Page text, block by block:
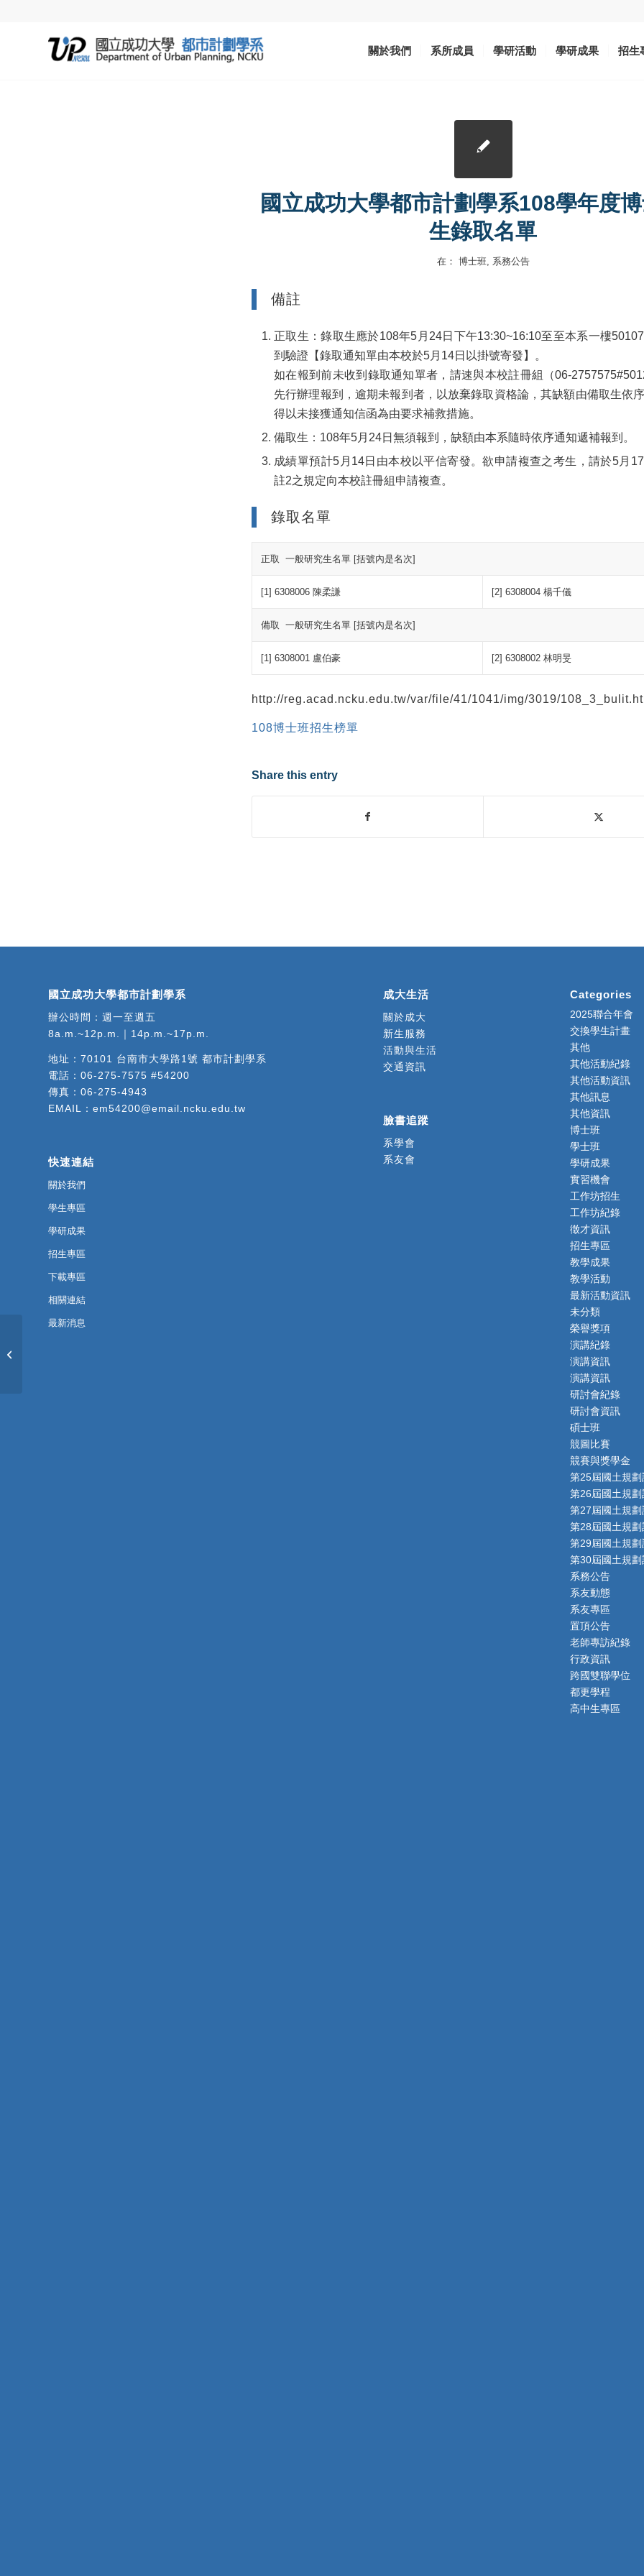
關於我們 系所成員 學研活動 學研成果 招生
國立成功大學都市計劃學系108學年度
生錄取名單
在： 博士班, 系務公告
備註
正取生：錄取生應於108年5月24日下午13:30~16:10至至本系一樓
到驗證【錄取通知單由本校於5月14日以掛號寄發】。
如在報到前未收到錄取通知單者，請速與本校註冊組（06-
先行辦理報到，逾期未報到者，以放棄錄取資格論，其缺額由備取生依
得以未接獲通知信函為由要求補救措施。
備取生：108年5月24日無須報到，缺額由本系隨時依序通知遞補報到。
成績單預計5月14日由本校以平信寄發。欲申請複查之考生，請於5月
註2之規定向本校註冊組申請複查。
錄取名單
正取 一般研究生名單 [括號內是名次]
[1] 6308006 陳柔謙 [2] 6308004 楊千儀
備取 一般研究生名單 [括號內是名次]
[1] 6308001 盧伯豪 [2] 6308002 林明旻
http://reg.acad.ncku.edu.tw/var/file/41/1041/img/3019/
108博士班招生榜單
Share this entry
國立成功大學都市計劃學系
辦公時間：週一至週五
8a.m.~12p.m.｜14p.m.~17p.m.
地址： 70101 台南市大學路1號 都市計劃學系
電話： 06-275-7575 #54200
傳真：06-275-4943
EMAIL： em54200@email.ncku.edu.tw
快速連結
關於我們
學生專區
學研成果
招生專區
下載專區
相關連結
最新消息
成大生活
關於成大
新生服務
活動與生活
交通資訊
臉書追蹤
系學會
系友會
Categories
2025聯合年會
交換學生計畫
其他
其他活動紀錄
其他活動資訊
其他訊息
其他資訊
博士班
學士班
學研成果
實習機會
工作坊招生
工作坊紀錄
徵才資訊
招生專區
教學成果
教學活動
最新活動資訊
未分類
榮譽獎項
演講紀錄
演講資訊
演講資訊
研討會紀錄
研討會資訊
碩士班
競圖比賽
競賽與獎學金
第25屆國土規劃
第26屆國土規劃
第27屆國土規劃
第28屆國土規劃
第29屆國土規劃
第30屆國土規劃
系務公告
系友動態
系友專區
置頂公告
老師專訪紀錄
行政資訊
跨國雙聯學位
都更學程
高中生專區